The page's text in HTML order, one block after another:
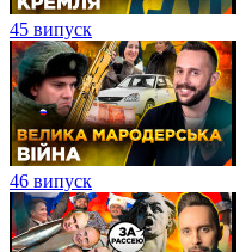
45 випуск
46 випуск